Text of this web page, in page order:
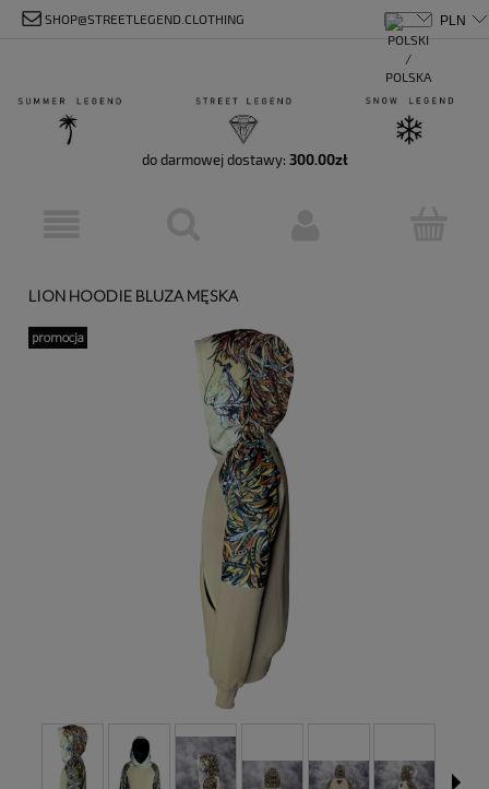
SHOP@STREETLEGEND.CLOTHING
do darmowej dostawy: 300.00zł
LION HOODIE BLUZA MĘSKA
promocja